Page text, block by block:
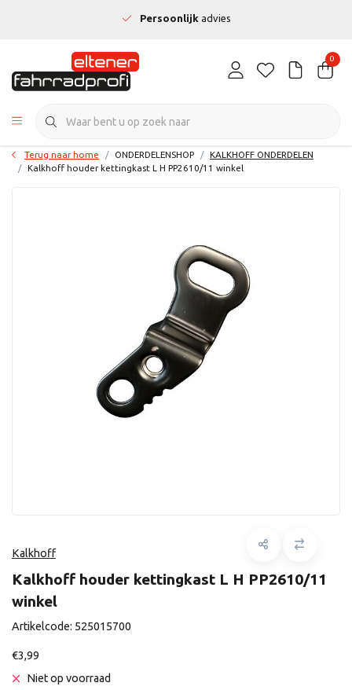
Persoonlijkadvies
0
Terug naar home ONDERDELENSHOP
KALKHOFF ONDERDELEN
Kalkhoff houder kettingkast L H PP2610/11 winkel
Kalkhoff
Kalkhoff houder kettingkast L H PP2610/11
winkel
Artikelcode: 525015700
€3,99
Niet op voorraad